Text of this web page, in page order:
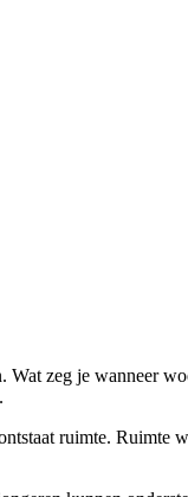
zeg je wanneer
ruimte. Ruimte